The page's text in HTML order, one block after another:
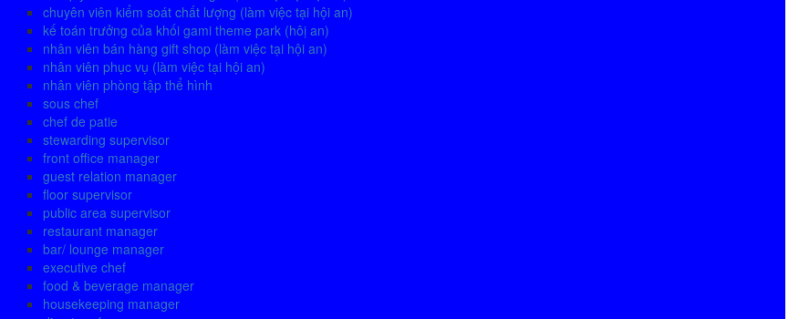
chuyên viên kiểm soát chất lượng (làm việc tại hội an)
kế toán trưởng của khối gami theme park (hôị an)
nhân viên bán hàng gift shop (làm việc tại hội an)
nhân viên phục vụ (làm việc tại hội an)
nhân viên phòng tập thể hình
sous chef
chef de patie
stewarding supervisor
front office manager
guest relation manager
floor supervisor
public area supervisor
restaurant manager
bar/ lounge manager
executive chef
food & beverage manager
housekeeping manager